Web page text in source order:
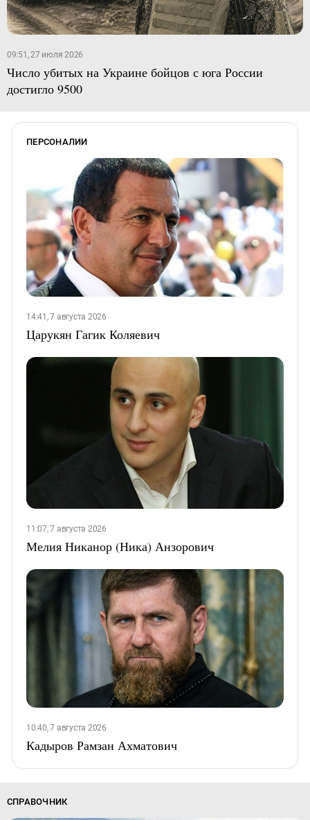
09:51, 27 июля 2026
Число убитых на Украине бойцов с юга России
достигло 9500
ПЕРСОНАЛИИ
14:41, 7 августа 2026
Царукян Гагик Коляевич
11:07, 7 августа 2026
Мелия Никанор (Ника) Анзорович
10:40, 7 августа 2026
Кадыров Рамзан Ахматович
СПРАВОЧНИК